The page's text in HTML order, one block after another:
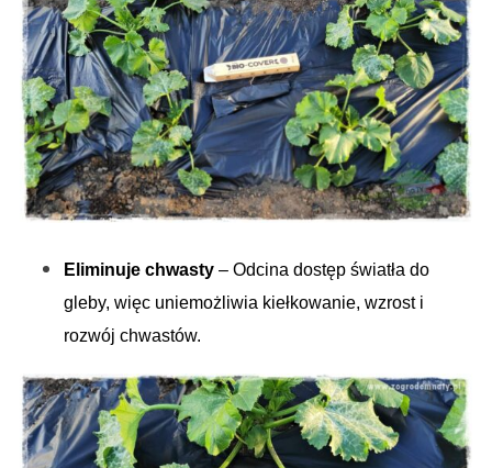
Eliminuje chwasty– Odcina dostęp światła do
gleby, więc uniemożliwia kiełkowanie, wzrost i
rozwój chwastów.